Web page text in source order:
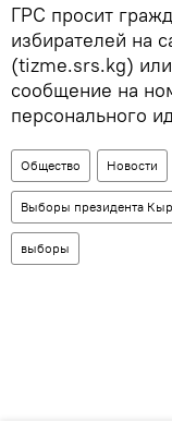
ГРС просит
избирателей на
(tizme.srs.kg)
сообщение на
персонального
Общество Новости
Выборы президента
выборы